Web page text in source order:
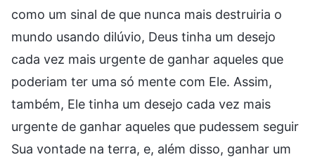
como um sinal de que nunca mais destruiria o
mundo usando dilúvio, Deus tinha um desejo
cada vez mais urgente de ganhar aqueles que
poderiam ter uma só mente com Ele. Assim,
também, Ele tinha um desejo cada vez mais
urgente de ganhar aqueles que pudessem seguir
Sua vontade na terra, e, além disso, ganhar um